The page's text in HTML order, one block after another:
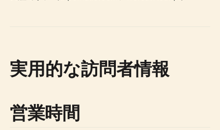
実用的な訪問者情報
営業時間